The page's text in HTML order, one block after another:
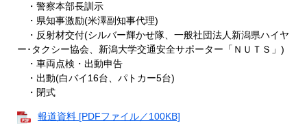
・警察本部長訓示
・県知事激励(米澤副知事代理)
・反射材交付(シルバー輝かせ隊、一般社団法人新潟県ハイヤ
ー･タクシー協会、新潟大学交通安全サポーター「ＮＵＴＳ」)
・車両点検・出動申告
・出動(白バイ16台、パトカー5台)
・閉式
報道資料 [PDFファイル／100KB]